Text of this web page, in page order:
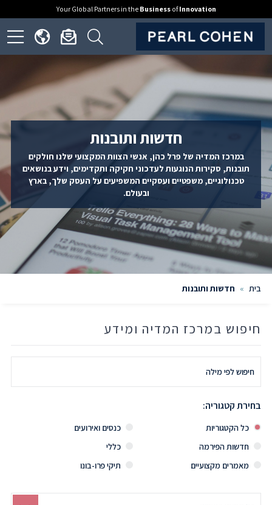
Your Global Partners in the BusinessofInnovation
Click
to
open
search
form
Click
to
open
dialog
Click
to
open
menu
חדשות ותובנות
במרכז המדיה של פרל כהן, אנשי הצוות המקצועי שלנו חולקים
תובנות, סקירות הנוגעות לעדכוני חקיקה ותקדימים, וידע בנושאים
טכנולוגיים, משפטיים ועסקיים המשפיעים על העסק שלך, בארץ
ובעולם.
בית » חדשות ותובנות
חיפוש במרכז המדיה ומידע
לפי
מילה
בחירת קטגוריה:
כל הקטגוריות
כנסים ואירועים
חדשות הפירמה
כללי
מאמרים מקצועיים
תיקי פרו-בונו